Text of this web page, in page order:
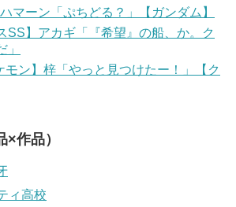
マーン「ぷちどる？」【ガンダム】
SS】アカギ「『希望』の船、か。ク
モン】梓「やっと見つけたー！」【ク
作品）
ィ高校